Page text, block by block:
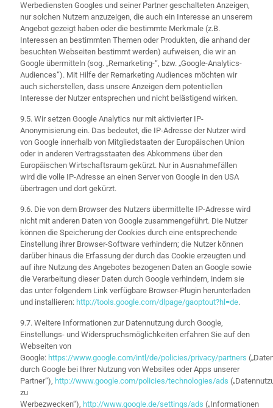
Werbediensten Googles und seiner Partner geschalteten Anzeigen,
nur solchen Nutzern anzuzeigen, die auch ein Interesse an unserem
Angebot gezeigt haben oder die bestimmte Merkmale (z.B.
Interessen an bestimmten Themen oder Produkten, die anhand der
besuchten Webseiten bestimmt werden) aufweisen, die wir an
Google übermitteln (sog. „Remarketing-“, bzw. „Google-Analytics-
Audiences“). Mit Hilfe der Remarketing Audiences möchten wir
auch sicherstellen, dass unsere Anzeigen dem potentiellen
Interesse der Nutzer entsprechen und nicht belästigend wirken.
9.5. Wir setzen Google Analytics nur mit aktivierter IP-
Anonymisierung ein. Das bedeutet, die IP-Adresse der Nutzer wird
von Google innerhalb von Mitgliedstaaten der Europäischen Union
oder in anderen Vertragsstaaten des Abkommens über den
Europäischen Wirtschaftsraum gekürzt. Nur in Ausnahmefällen
wird die volle IP-Adresse an einen Server von Google in den USA
übertragen und dort gekürzt.
9.6. Die von dem Browser des Nutzers übermittelte IP-Adresse wird
nicht mit anderen Daten von Google zusammengeführt. Die Nutzer
können die Speicherung der Cookies durch eine entsprechende
Einstellung ihrer Browser-Software verhindern; die Nutzer können
darüber hinaus die Erfassung der durch das Cookie erzeugten und
auf ihre Nutzung des Angebotes bezogenen Daten an Google sowie
die Verarbeitung dieser Daten durch Google verhindern, indem sie
das unter folgendem Link verfügbare Browser-Plugin herunterladen
und installieren: http://tools.google.com/dlpage/gaoptout?hl=de.
9.7. Weitere Informationen zur Datennutzung durch Google,
Einstellungs- und Widerspruchsmöglichkeiten erfahren Sie auf den
Webseiten von
Google: https://www.google.com/intl/de/policies/privacy/partners
durch Google bei Ihrer Nutzung von Websites oder Apps unserer
Partner“), http://www.google.com/policies/technologies/ads
zu
Werbezwecken“), http://www.google.de/settings/ads („Informationen